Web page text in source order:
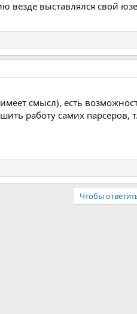
выставлялся свой
смысл), есть
работу самих парсеров,
Чтобы